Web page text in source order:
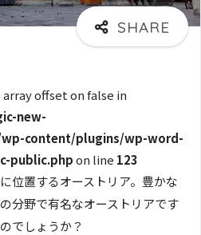
offset on false in
new-
content/plugins/wp-word-
public.phpon line 123
位置するオーストリア。豊かな
分野で有名なオーストリアです
でしょうか？